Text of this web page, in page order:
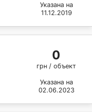
Указана на
11.12.2019
0
грн / объект
Указана на
02.06.2023